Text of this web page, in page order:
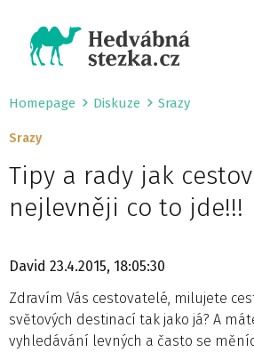
Homepage Diskuze Srazy
Srazy
Tipy a rady jak
nejlevněji co to jde!!!
David 23.4.2015, 18:05:30
Zdravím Vás cestovatelé, milujete
světových destinací tak jako já? A
vyhledávání levných a často se